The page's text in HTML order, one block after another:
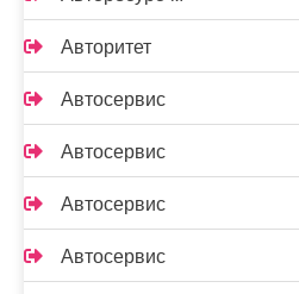
Авторитет
Автосервис
Автосервис
Автосервис
Автосервис